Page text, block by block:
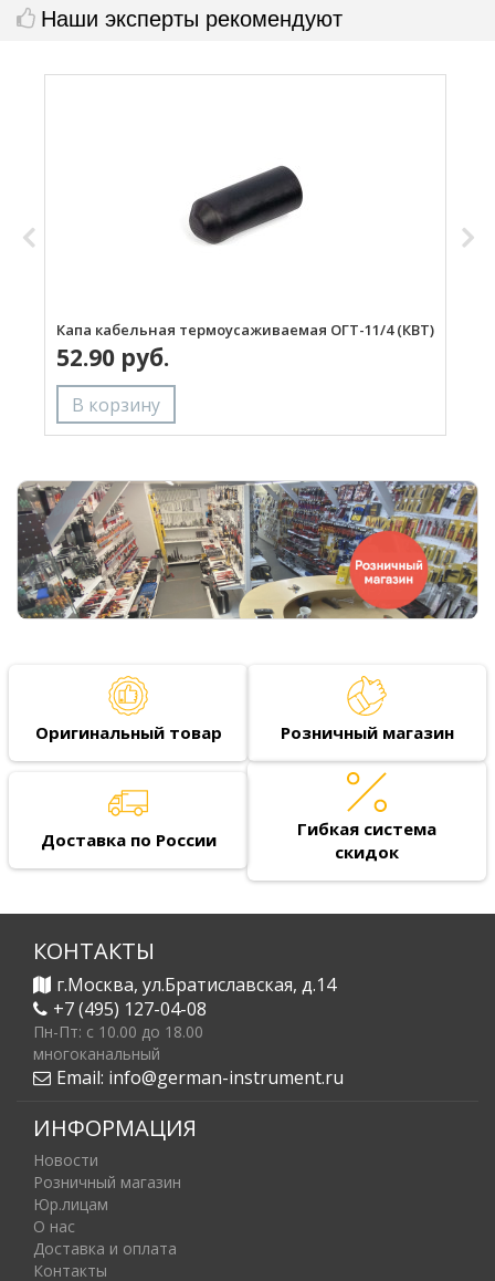
Наши эксперты рекомендуют
Капа кабельная термоусаживаемая ОГТ-11/4 (КВТ)
52.90 руб.
Оригинальный товар Розничный магазин
Доставка по России
Гибкая система
скидок
КОНТАКТЫ
г.Москва, ул.Братиславская, д.14
+7 (495) 127-04-08
Пн-Пт: c 10.00 до 18.00
многоканальный
Email: info@german-instrument.ru
ИНФОРМАЦИЯ
Новости
Розничный магазин
Юр.лицам
О нас
Доставка и оплата
Контакты